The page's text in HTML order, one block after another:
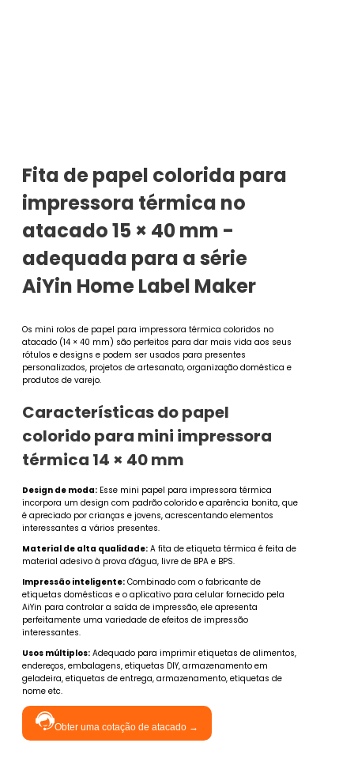
Fita de papel colorida para
impressora térmica no
atacado 15 × 40 mm -
adequada para a série
AiYin Home Label Maker
Os mini rolos de papel para impressora térmica coloridos no
atacado (14 × 40 mm) são perfeitos para dar mais vida aos seus
rótulos e designs e podem ser usados para presentes
personalizados, projetos de artesanato, organização doméstica e
produtos de varejo.
Características do papel
colorido para mini impressora
térmica 14 × 40 mm
Design de moda: Esse mini papel para impressora térmica
incorpora um design com padrão colorido e aparência bonita, que
é apreciado por crianças e jovens, acrescentando elementos
interessantes a vários presentes.
Material de alta qualidade: A fita de etiqueta térmica é feita de
material adesivo à prova d'água, livre de BPA e BPS.
Impressão inteligente: Combinado com o fabricante de
etiquetas domésticas e o aplicativo para celular fornecido pela
AiYin para controlar a saída de impressão, ele apresenta
perfeitamente uma variedade de efeitos de impressão
interessantes.
Usos múltiplos: Adequado para imprimir etiquetas de alimentos,
endereços, embalagens, etiquetas DIY, armazenamento em
geladeira, etiquetas de entrega, armazenamento, etiquetas de
nome etc.
Obter uma cotação de atacado →